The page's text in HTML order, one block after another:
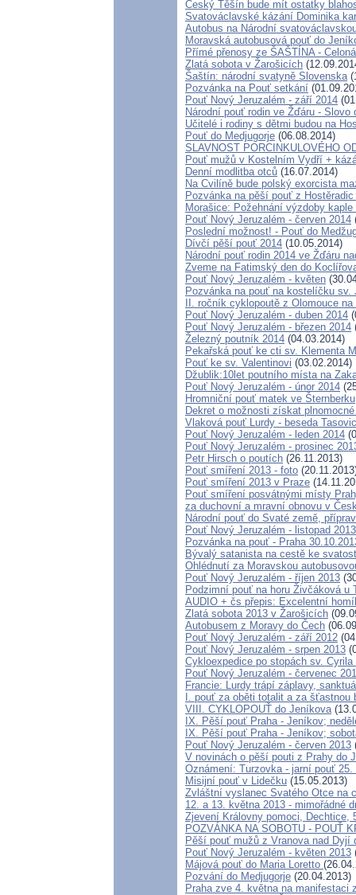
Český Těšín bude mít ostatky
Svatováclavské kázání Dominika
Autobus na Národní
Moravská autobusová pouť do
Přímé přenosy ze ŠAŠTÍNA -
Zlatá sobota v Žarošicích
Šaštín: národní svatyně Slovenska
Pozvánka na Pouť setkání
Pouť Nový Jeruzalém - září 2014
Národní pouť rodin ve Žďáru -
Učitelé i rodiny s dětmi budou na
Pouť do Medjugorje (06.08.2014)
SLAVNOST PORCINKULOVÉHO
Pouť mužů v Kostelním Vydří +
Denní modlitba otců (16.07.2014)
Na Cvilíně bude polský exorcista
Pozvánka na pěší pouť z
Morašice: Požehnání výzdoby
Pouť Nový Jeruzalém - červen 2014
Poslední možnost! - Pouť do
Dívčí pěší pouť 2014 (10.05.2014)
Národní pouť rodin 2014 ve Žďáru
Zveme na Fatimský den do
Pouť Nový Jeruzalém - květen
Pozvánka na pouť na kostelíčku sv.
II. ročník cyklopoutě z Olomouce
Pouť Nový Jeruzalém - duben 2014
Pouť Nový Jeruzalém - březen 2014
Železný poutník 2014 (04.03.2014)
Pekařská pouť ke cti sv. Klementa
Pouť ke sv. Valentinovi (03.02.2014)
Džublik:10let poutního místa na
Pouť Nový Jeruzalém - únor 2014
Hromniční pouť matek ve Šternberku
Dekret o možnosti získat
Vlaková pouť Lurdy - beseda
Pouť Nový Jeruzalém - leden 2014
Pouť Nový Jeruzalém - prosinec
Petr Hirsch o poutích (26.11.2013)
Pouť smíření 2013 - foto
Pouť smíření 2013 v Praze
Pouť smíření posvátnými místy
za duchovní a mravní obnovu v
Národní pouť do Svaté země,
Pouť Nový Jeruzalém - listopad 2013
Pozvánka na pouť - Praha
Bývalý satanista na cestě ke
Ohlédnutí za Moravskou
Pouť Nový Jeruzalém - říjen 2013
Podzimní pouť na horu Živčáková u
AUDIO + čs přepis: Excelentní
Zlatá sobota 2013 v Žarošicích
Autobusem z Moravy do Čech
Pouť Nový Jeruzalém - září 2012
Pouť Nový Jeruzalém - srpen 2013
Cykloexpedice po stopách sv. Cyrila
Pouť Nový Jeruzalém - červenec
Francie: Lurdy trápí záplavy,
I. pouť za oběti totalit a za
VIII. CYKLOPOUŤ do Jeníkova
IX. Pěší pouť Praha - Jeníkov;
IX. Pěší pouť Praha - Jeníkov;
Pouť Nový Jeruzalém - červen 2013
V novinách o pěší pouti z Prahy do
Oznámení: Turzovka - jarní pouť 25.
Misijní pouť v Lidečku (15.05.2013)
Zvláštní vyslanec Svatého Otce na
12. a 13. května 2013 - mimořádné
Zjevení Královny pomoci, Dechtice,
POZVÁNKA NA SOBOTU - POUŤ
Pěší pouť mužů z Vranova nad Dyjí
Pouť Nový Jeruzalém - květen 2013
Májová pouť do Maria Loretto
Pozvání do Medjugorje (20.04.2013)
Praha zve 4. května na manifestaci